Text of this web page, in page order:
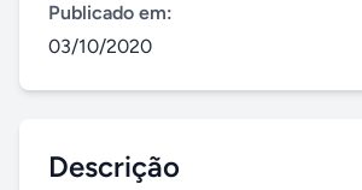
Publicado em:
03/10/2020
Descrição